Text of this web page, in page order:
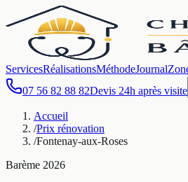
ServicesRéalisationsMéthodeJournal
07 56 82 88 82Devis 24h après visite
Accueil
/Prix rénovation
/Fontenay-aux-Roses
Barème 2026